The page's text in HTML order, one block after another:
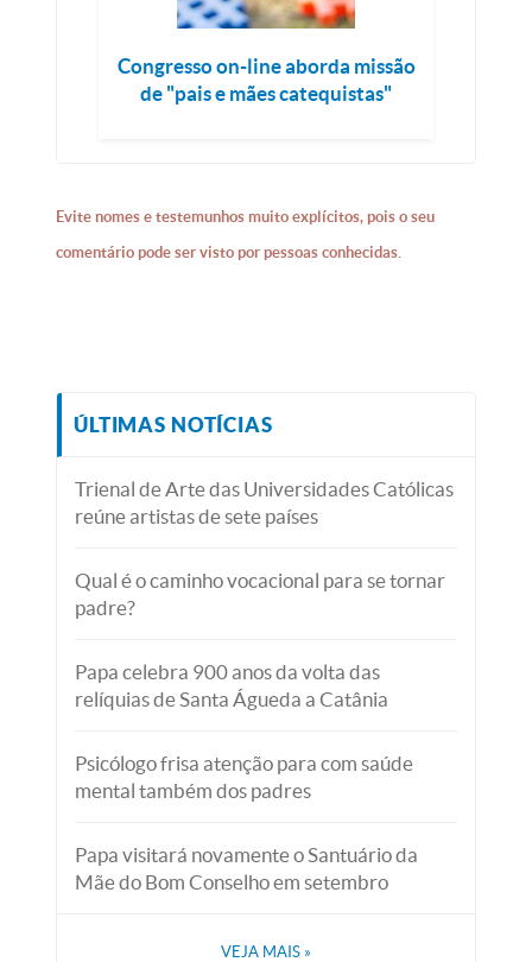
Congresso on-line aborda missão
de "pais e mães catequistas"
Evite nomes e testemunhos muito explícitos, pois o seu
comentário pode ser visto por pessoas conhecidas.
ÚLTIMAS NOTÍCIAS
Trienal de Arte das Universidades Católicas
reúne artistas de sete países
Qual é o caminho vocacional para se tornar
padre?
Papa celebra 900 anos da volta das
relíquias de Santa Águeda a Catânia
Psicólogo frisa atenção para com saúde
mental também dos padres
Papa visitará novamente o Santuário da
Mãe do Bom Conselho em setembro
VEJA MAIS »